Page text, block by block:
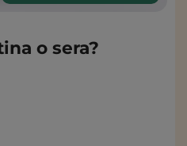
o sera?